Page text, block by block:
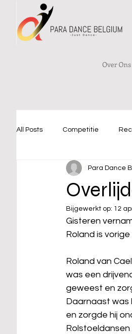
Over Ons
All Posts Competitie
Para Dance
Bijgewerkt op: 12
Gisteren
Roland is
Roland van
was een
geweest en
Daarnaast was
en zorgde hij
Rolstoeldansen